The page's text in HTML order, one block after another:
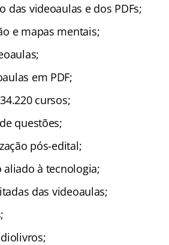
das videoaulas e dos PDFs;
e mapas mentais;
em PDF;
cursos;
questões;
pós-edital;
à tecnologia;
das videoaulas;